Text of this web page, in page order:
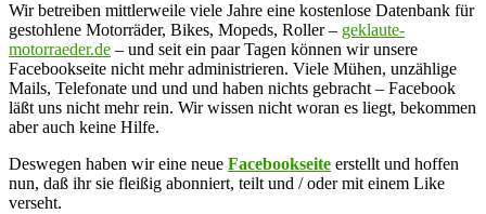
Wir betreiben mittlerweile viele Jahre eine kostenlose Datenbank für
gestohlene Motorräder, Bikes, Mopeds, Roller – geklaute-
motorraeder.de – und seit ein paar Tagen können wir unsere
Facebookseite nicht mehr administrieren. Viele Mühen, unzählige
Mails, Telefonate und und und haben nichts gebracht – Facebook
läßt uns nicht mehr rein. Wir wissen nicht woran es liegt, bekommen
aber auch keine Hilfe.
Deswegen haben wir eine neue Facebookseite erstellt und hoffen
nun, daß ihr sie fleißig abonniert, teilt und / oder mit einem Like
verseht.